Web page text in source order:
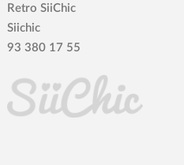
Retro SiiChic
Siichic
93 380 17 55